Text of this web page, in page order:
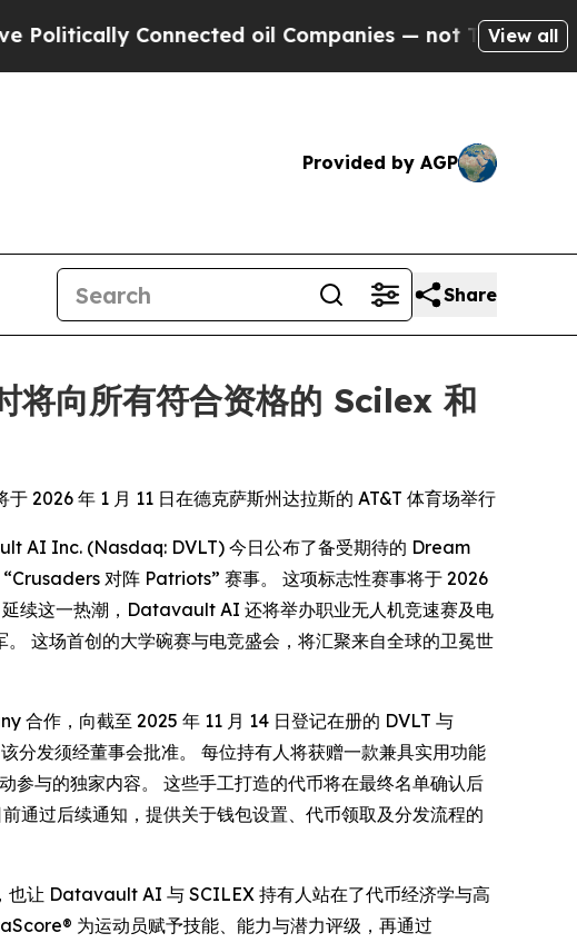
Connected oil Companies — not Taxpayers — the
View all
Provided by AGP
Share
向所有符合资格的 Scilex 和
2026 年 1 月 11 日在德克萨斯州达拉斯的 AT&T 体育场举行
AI Inc. (Nasdaq: DVLT) 今日公布了备受期待的 Dream
对阵 Patriots” 赛事。 这项标志性赛事将于 2026
续这一热潮，Datavault AI 还将举办职业无人机竞速赛及电
这场首创的大学碗赛与电竞盛会，将汇聚来自全球的卫冕世
作，向截至 2025 年 11 月 14 日登记在册的 DVLT 与
发须经董事会批准。 每位持有人将获赠一款兼具实用功能
参与的独家内容。 这些手工打造的代币将在最终名单确认后
通过后续通知，提供关于钱包设置、代币领取及分发流程的
让 Datavault AI 与 SCILEX 持有人站在了代币经济学与高
为运动员赋予技能、能力与潜力评级，再通过